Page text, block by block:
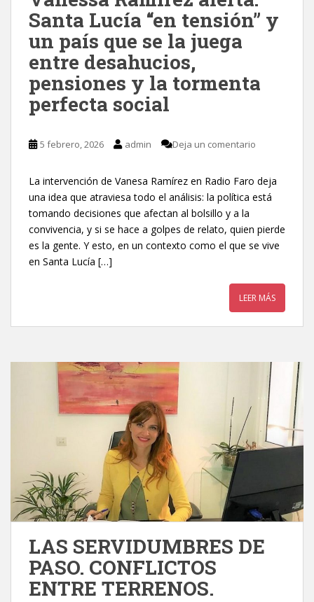
Santa Lucía “en tensión” y
un país que se la juega
entre desahucios,
pensiones y la tormenta
perfecta social
5 febrero, 2026 admin Deja un comentario
La intervención de Vanesa Ramírez en Radio Faro deja
una idea que atraviesa todo el análisis: la política está
tomando decisiones que afectan al bolsillo y a la
convivencia, y si se hace a golpes de relato, quien pierde
es la gente. Y esto, en un contexto como el que se vive
en Santa Lucía […]
LEER MÁS
LAS SERVIDUMBRES DE
PASO. CONFLICTOS
ENTRE TERRENOS.